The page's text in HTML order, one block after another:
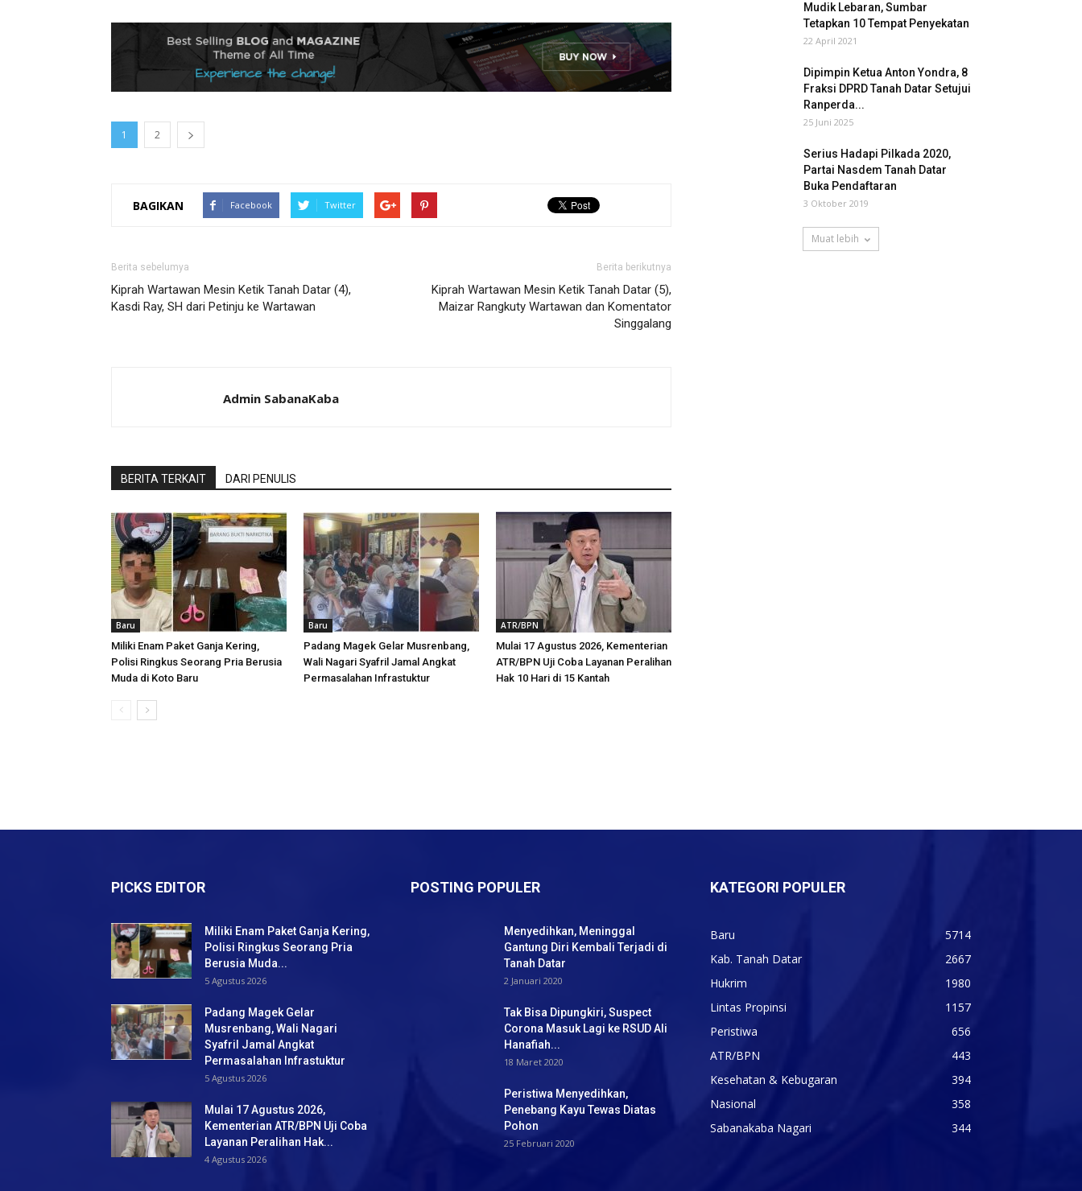
1 2
BAGIKAN Facebook Twitter
Berita sebelumya
Kiprah Wartawan Mesin Ketik Tanah Datar (4),
Kasdi Ray, SH dari Petinju ke Wartawan
Berita berikutnya
Kiprah Wartawan Mesin Ketik Tanah Datar (5),
Maizar Rangkuty Wartawan dan Komentator
Singgalang
Admin SabanaKaba
BERITA TERKAIT DARI PENULIS
Baru
Miliki Enam Paket Ganja Kering,
Polisi Ringkus Seorang Pria Berusia
Muda di Koto Baru
Baru
Padang Magek Gelar Musrenbang,
Wali Nagari Syafril Jamal Angkat
Permasalahan Infrastuktur
ATR/BPN
Mulai 17 Agustus 2026, Kementerian
ATR/BPN Uji Coba Layanan Peralihan
Hak 10 Hari di 15 Kantah
Mudik Lebaran, Sumbar
Tetapkan 10 Tempat Penyekatan
22 April 2021
Dipimpin Ketua Anton Yondra, 8
Fraksi DPRD Tanah Datar Setujui
Ranperda...
25 Juni 2025
Serius Hadapi Pilkada 2020,
Partai Nasdem Tanah Datar
Buka Pendaftaran
3 Oktober 2019
Muat lebih
PICKS EDITOR
Miliki Enam Paket Ganja Kering,
Polisi Ringkus Seorang Pria
Berusia Muda...
5 Agustus 2026
Padang Magek Gelar
Musrenbang, Wali Nagari
Syafril Jamal Angkat
Permasalahan Infrastuktur
5 Agustus 2026
Mulai 17 Agustus 2026,
Kementerian ATR/BPN Uji Coba
Layanan Peralihan Hak...
4 Agustus 2026
POSTING POPULER
Menyedihkan, Meninggal
Gantung Diri Kembali Terjadi di
Tanah Datar
2 Januari 2020
Tak Bisa Dipungkiri, Suspect
Corona Masuk Lagi ke RSUD Ali
Hanafiah...
18 Maret 2020
Peristiwa Menyedihkan,
Penebang Kayu Tewas Diatas
Pohon
25 Februari 2020
KATEGORI POPULER
Baru
5714
Kab. Tanah Datar
2667
Hukrim
1980
Lintas Propinsi
1157
Peristiwa
656
ATR/BPN
443
Kesehatan & Kebugaran
394
Nasional
358
Sabanakaba Nagari
344